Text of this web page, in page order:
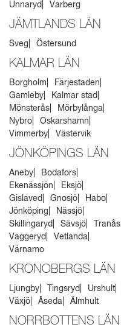
Unnaryd
Varberg
JÄMTLANDS LÄN
Sveg Östersund
KALMAR LÄN
Borgholm
Färjestaden
Gamleby
Kalmar stad
Mönsterås
Mörbylånga
Nybro
Oskarshamn
Vimmerby
Västervik
JÖNKÖPINGS LÄN
Aneby
Bodafors
Ekenässjön
Eksjö
Gislaved
Gnosjö
Habo
Jönköping
Nässjö
Skillingaryd
Sävsjö
Tranås
Vaggeryd
Vetlanda
Värnamo
KRONOBERGS LÄN
Ljungby Tingsryd
Urshult
Växjö
Åseda Älmhult
NORRBOTTENS LÄN